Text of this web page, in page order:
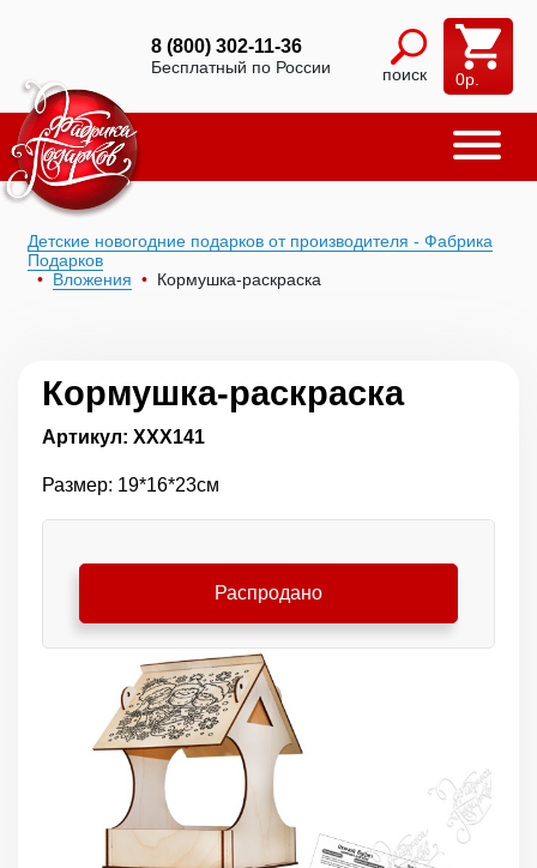
8 (800) 302-11-36
Бесплатный по России поиск 0р.
Детские новогодние подарков от производителя - Фабрика
Подарков
Вложения
Кормушка-раскраска
Кормушка-раскраска
Артикул: ХХХ141
Размер: 19*16*23см
Распродано